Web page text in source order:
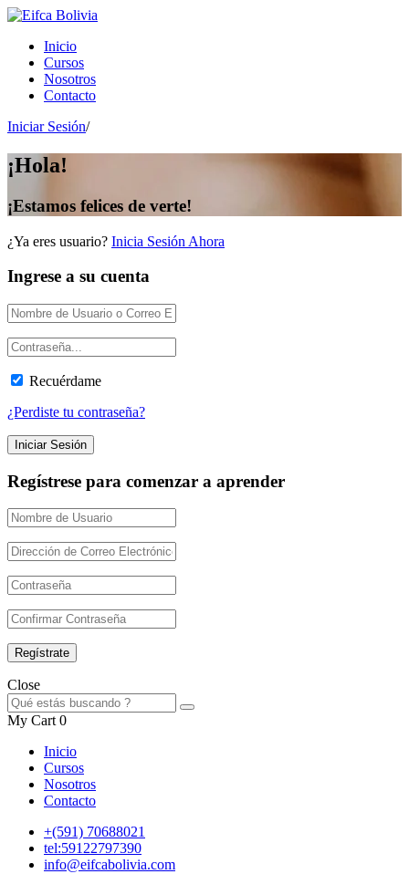
Inicio
Cursos
Nosotros
Contacto
Iniciar Sesión/
¡Hola!
¡Estamos felices de verte!
¿Ya eres usuario? Inicia Sesión Ahora
Ingrese a su cuenta
Recuérdame
¿Perdiste tu contraseña?
Regístrese para comenzar a aprender
Close
My Cart 0
Inicio
Cursos
Nosotros
Contacto
+(591) 70688021
tel:59122797390
info@eifcabolivia.com